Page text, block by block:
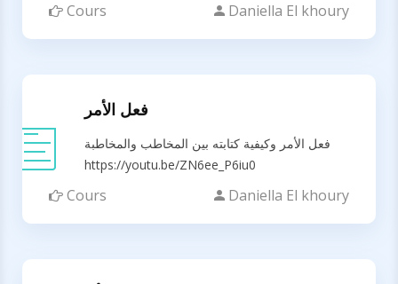
Cours Daniella El khoury
فعل الأمر
فعل الأمر وكيفية كتابته بين المخاطب والمخاطبة
https://youtu.be/ZN6ee_P6iu0
Cours Daniella El khoury